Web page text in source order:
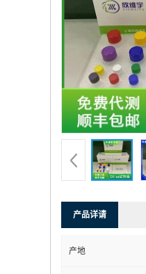
产品详请
产地